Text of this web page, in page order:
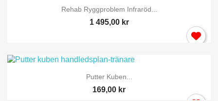
Rehab Ryggproblem Infraröd...
1 495,00 kr
Putter Kuben...
169,00 kr